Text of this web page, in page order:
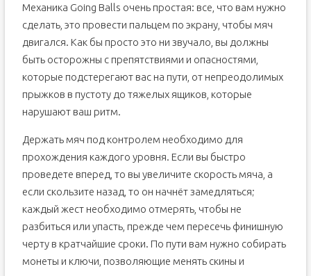
Механика Going Balls очень простая: все, что вам нужно
сделать, это провести пальцем по экрану, чтобы мяч
двигался. Как бы просто это ни звучало, вы должны
быть осторожны с препятствиями и опасностями,
которые подстерегают вас на пути, от непреодолимых
прыжков в пустоту до тяжелых ящиков, которые
нарушают ваш ритм.
Держать мяч под контролем необходимо для
прохождения каждого уровня. Если вы быстро
проведете вперед, то вы увеличите скорость мяча, а
если скользите назад, то он начнёт замедляться;
каждый жест необходимо отмерять, чтобы не
разбиться или упасть, прежде чем пересечь финишную
черту в кратчайшие сроки. По пути вам нужно собирать
монеты и ключи, позволяющие менять скины и